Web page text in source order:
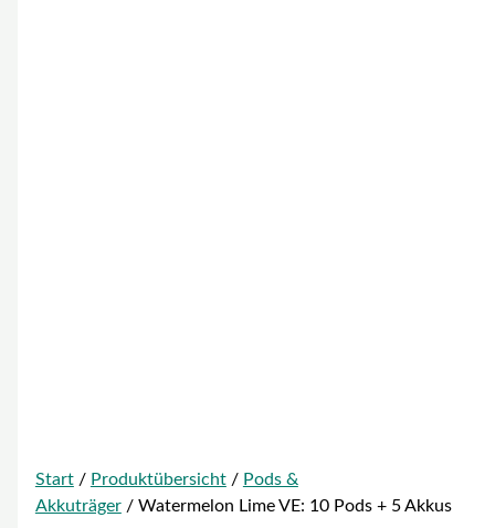
Start/ Produktübersicht/ Pods &
Akkuträger/ Watermelon Lime VE: 10 Pods + 5 Akkus